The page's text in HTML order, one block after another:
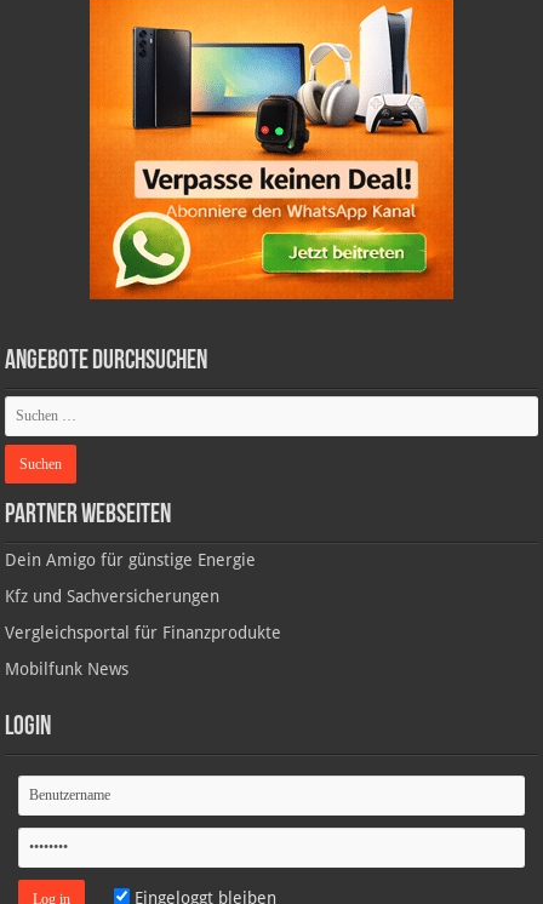
Angebote durchsuchen
Partner Webseiten
Dein Amigo für günstige Energie
Kfz und Sachversicherungen
Vergleichsportal für Finanzprodukte
Mobilfunk News
Login
Eingeloggt bleiben